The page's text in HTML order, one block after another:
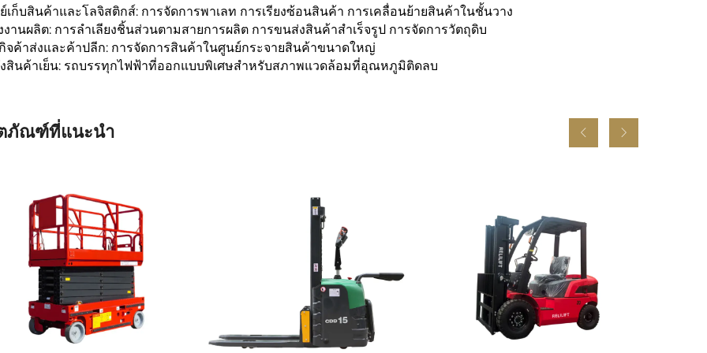
เก็บสินค้าและโลจิสติกส์: การจัดการพาเลท การเรียงซ้อนสินค้า การเคลื่อนย้ายสินค้าในชั้นวาง
งานผลิต: การลำเลียงชิ้นส่วนตามสายการผลิต การขนส่งสินค้าสำเร็จรูป การจัดการวัตถุดิบ
จค้าส่งและค้าปลีก: การจัดการสินค้าในศูนย์กระจายสินค้าขนาดใหญ่
สินค้าเย็น: รถบรรทุกไฟฟ้าที่ออกแบบพิเศษสำหรับสภาพแวดล้อมที่อุณหภูมิติดลบ
ภัณฑ์ที่แนะนำ